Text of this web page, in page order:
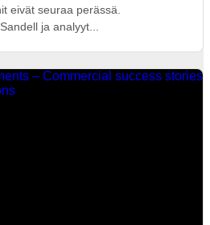
eivät seuraa perässä.
ja analyyt...